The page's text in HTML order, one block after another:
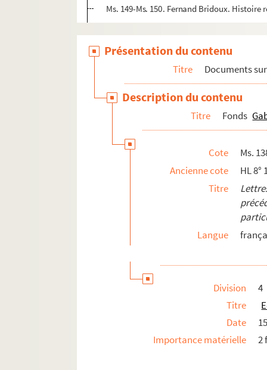
Ms. 149-Ms. 150. Fernand Bridoux.
Ms. 186. Lucien de Rosny. Atlas
HL 8° 61. Notices sur le département de
HL 8° 363. Marc-Romain Bruneau.
Documents sur Melun
Présentation du contenu
Titre Documents
Description du contenu
Titre Fonds
Cote
Ms.
Ancienne cote
HL
Titre
Langue
Division
4
Titre
Date
Importance matérielle
2